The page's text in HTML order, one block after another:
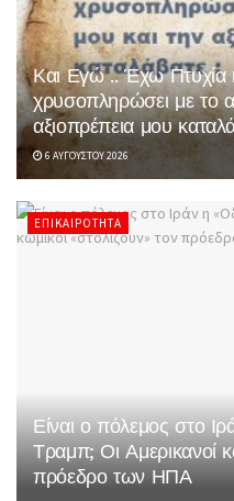
Και Εγώ .. Έχω Πτυχία
χρυσοπληρώσει με το
αξιοπρέπεια μου
6 ΑΥΓΟΎΣΤΟΥ 2026
ΕΠΙΚΑΙΡΌΤΗΤΑ
Είναι ο πόλεμος στο
Τραμπ; Οι Αμερικανοί
πρόεδρο των ΗΠΑ